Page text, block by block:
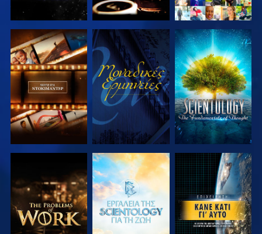
ΕΞΕΡΕΥΝΗΣΤΕ
ΤΗ ΣΕΙΡΑ
ΠΑΡΑΚΟΛΟΥΘΗΣΤΕ
ΕΞΕΡΕΥΝΗΣΤΕ
ΤΗ ΣΕΙΡΑ
ΕΞΕΡΕΥΝΗΣΤΕ
ΤΗ ΣΕΙΡΑ
ΕΞΕΡΕΥΝΗΣΤΕ
ΤΗ ΣΕΙΡΑ
ΠΑΡΑΚΟΛΟΥΘΗΣΤΕ